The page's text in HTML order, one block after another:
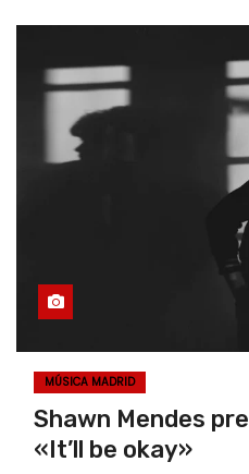
MÚSICA MADRID
Shawn Mendes
«It’ll be okay»